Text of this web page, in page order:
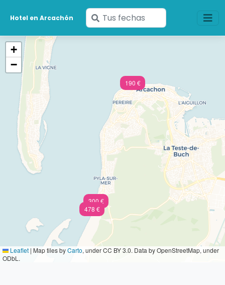
Hotel en Arcachón
Ingresa
tus
190 €
478 €
300 €
+
−
Leaflet | Map tiles byCarto, under CC BY 3.0. Data by OpenStreetMap, under
ODbL.